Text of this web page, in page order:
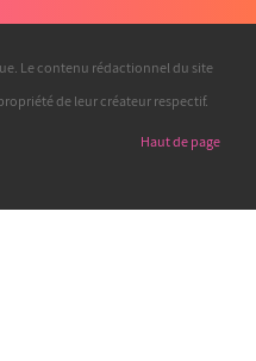
Le contenu rédactionnel du site
de leur créateur respectif.
Haut de page